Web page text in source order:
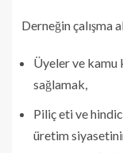
Derneğin çalışma
Üyeler ve kamu
sağlamak,
Piliç eti ve
üretim